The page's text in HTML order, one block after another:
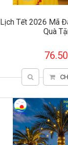
Lịch Tết 2026 Mã
Quà